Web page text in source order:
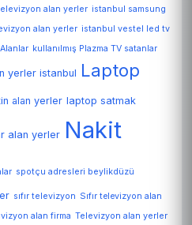
alan yerler istanbul samsung
alan yerler istanbul vestel led tv
kullanılmış Plazma TV satanlar
yerler istanbul Laptop
alan yerler laptop satmak
alan yerler Nakit
spotçu adresleri beylikdüzü
sıfır televizyon Sıfır televizyon alan
alan firma Televizyon alan yerler